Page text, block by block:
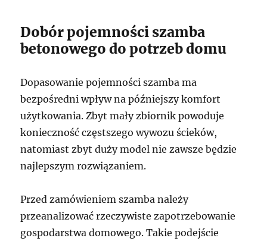
Dobór pojemności szamba
betonowego do potrzeb domu
Dopasowanie pojemności szamba ma
bezpośredni wpływ na późniejszy komfort
użytkowania. Zbyt mały zbiornik powoduje
konieczność częstszego wywozu ścieków,
natomiast zbyt duży model nie zawsze będzie
najlepszym rozwiązaniem.
Przed zamówieniem szamba należy
przeanalizować rzeczywiste zapotrzebowanie
gospodarstwa domowego. Takie podejście